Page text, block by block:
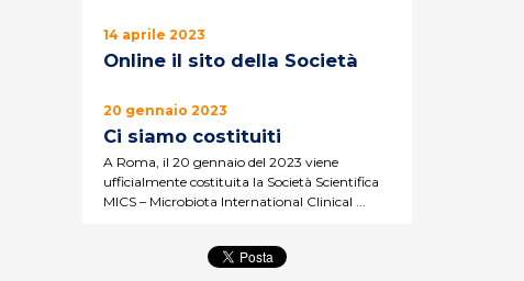
14 aprile 2023
Online il sito della Società
20 gennaio 2023
Ci siamo costituiti
A Roma, il 20 gennaio del 2023 viene
ufficialmente costituita la Società Scientifica
MICS – Microbiota International Clinical ...